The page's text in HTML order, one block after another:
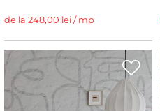
de la 248,00 lei / mp